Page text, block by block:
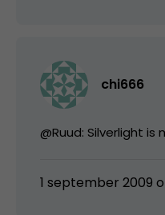
chi666
@Ruud: Silverlight
1 september 2009